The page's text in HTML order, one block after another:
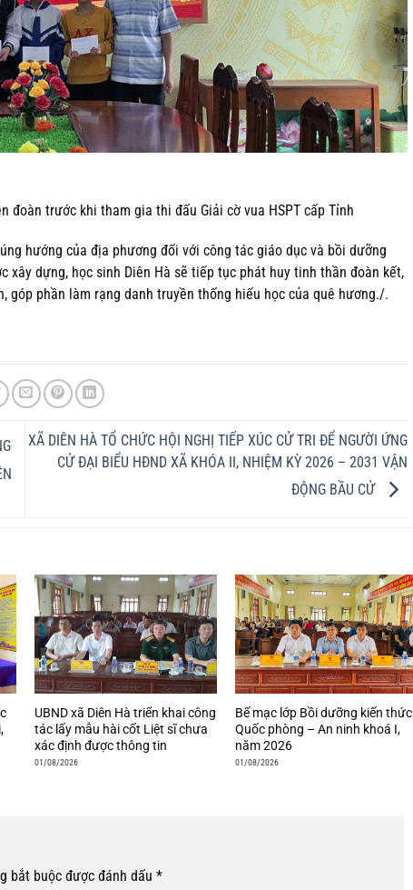
đoàn trước khi tham gia thi đấu Giải cờ vua HSPT cấp Tỉnh
hướng của địa phương đối với công tác giáo dục và bồi dưỡng
xây dựng, học sinh Diên Hà sẽ tiếp tục phát huy tinh thần đoàn kết,
phần làm rạng danh truyền thống hiếu học của quê hương./.
XÃ DIÊN HÀ TỔ CHỨC HỘI NGHỊ TIẾP XÚC CỬ TRI ĐỂ NGƯỜI ỨNG
CỬ ĐẠI BIỂU HĐND XÃ KHÓA II, NHIỆM KỲ 2026 – 2031 VẬN
ĐỘNG BẦU CỬ
UBND xã Diên Hà triển khai công
tác lấy mẫu hài cốt Liệt sĩ chưa
xác định được thông tin
01/08/2026
Bế mạc lớp Bồi dưỡng kiến thức
Quốc phòng – An ninh khoá I,
năm 2026
01/08/2026
bắt buộc được đánh dấu *